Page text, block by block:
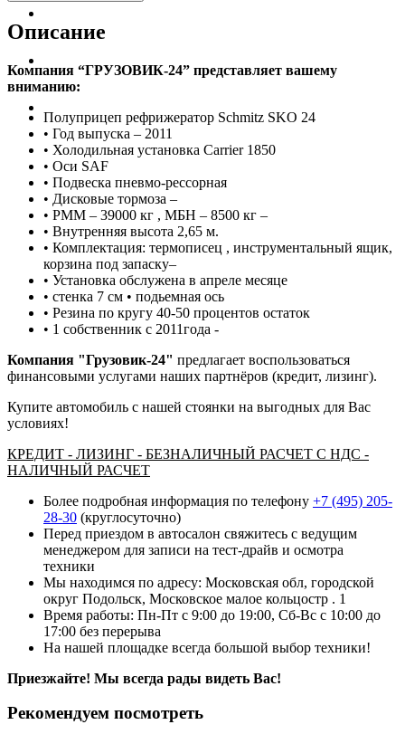
Описание
Компания “ГРУЗОВИК-24” представляет вашему
вниманию:
Полуприцеп рефрижератор Schmitz SKO 24
•⁠ ⁠Год выпуска – 2011
•⁠ ⁠Холодильная установка Carrier 1850
•⁠ ⁠Оси SAF
•⁠ ⁠Подвеска пневмо-рессорная
•⁠ ⁠Дисковые тормоза –
•⁠ ⁠РММ – 39000 кг , МБН – 8500 кг –
•⁠ ⁠Внутренняя высота 2,65 м.
•⁠ ⁠Комплектация: термописец , инструментальный ящик,
корзина под запаску–
•⁠ ⁠Установка обслужена в апреле месяце
•⁠ ⁠⁠стенка 7 см •⁠ ⁠⁠подьемная ось
•⁠ ⁠Резина по кругу 40-50 процентов остаток
•⁠ ⁠1 собственник с 2011года -
Компания "Грузовик-24" предлагает воспользоваться
финансовыми услугами наших партнёров (кредит, лизинг).
Купите автомобиль с нашей стоянки на выгодных для Вас
условиях!
КРЕДИТ - ЛИЗИНГ - БЕЗНАЛИЧНЫЙ РАСЧЕТ С НДС -
НАЛИЧНЫЙ РАСЧЕТ
Более подробная информация по телефону +7 (495) 205-
28-30 (круглосуточно)
Перед приездом в автосалон свяжитесь с ведущим
менеджером для записи на тест-драйв и осмотра
техники
Мы находимся по адресу: Московская обл, городской
округ Подольск, Московское малое кольцостр . 1
Время работы: Пн-Пт с 9:00 до 19:00, Сб-Вс с 10:00 до
17:00 без перерыва
На нашей площадке всегда большой выбор техники!
Приезжайте! Мы всегда рады видеть Вас!
Рекомендуем посмотреть